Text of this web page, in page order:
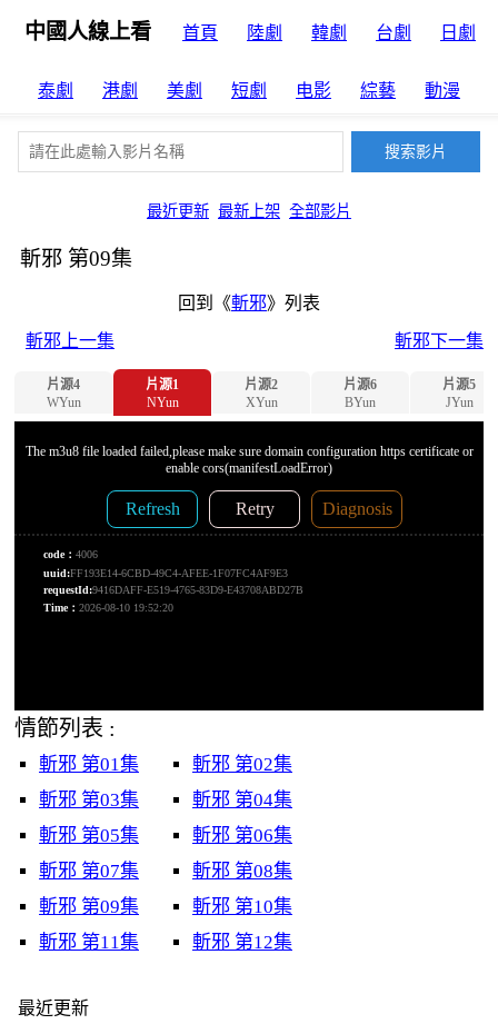
中國人線上看 首頁 陸劇 韓劇 台劇 日劇
泰劇 港劇 美劇 短劇 电影 綜藝 動漫
最近更新 最新上架 全部影片
斬邪 第09集
回到《斬邪》列表
斬邪上一集
斬邪下一集
片源4
WYun
片源1
NYun
片源2
XYun
片源6
BYun
片源5
JYun
情節列表 :
斬邪 第01集
斬邪 第02集
斬邪 第03集
斬邪 第04集
斬邪 第05集
斬邪 第06集
斬邪 第07集
斬邪 第08集
斬邪 第09集
斬邪 第10集
斬邪 第11集
斬邪 第12集
最近更新